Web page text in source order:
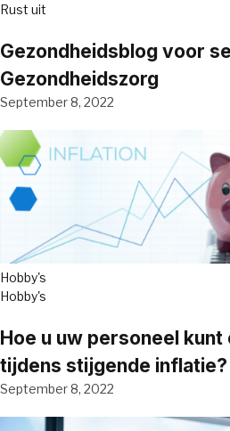
Rust uit
Gezondheidsblog voor
Gezondheidszorg
September 8, 2022
Hobby's
Hobby's
Hoe u uw personeel
tijdens stijgende inflatie?
September 8, 2022